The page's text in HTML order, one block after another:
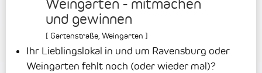
Weingarten - mitmachen
und gewinnen
[ Gartenstraße,Weingarten ]
Ihr Lieblingslokal in und um Ravensburg oder
Weingarten fehlt noch (oder wieder mal)?